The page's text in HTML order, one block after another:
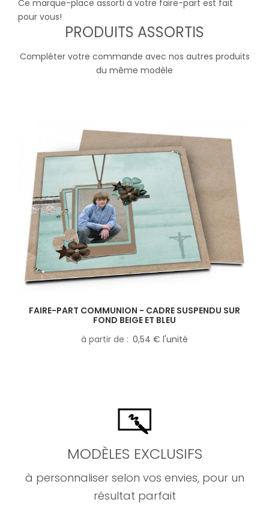
Ce marque-place assorti à votre faire-part est fait
pour vous!
PRODUITS ASSORTIS
Compléter votre commande avec nos autres produits
du même modèle
FAIRE-PART COMMUNION - CADRE SUSPENDU SUR
FOND BEIGE ET BLEU
à partir de
0,54 € l'unité
MODÈLES EXCLUSIFS
à personnaliser selon vos envies, pour un
résultat parfait